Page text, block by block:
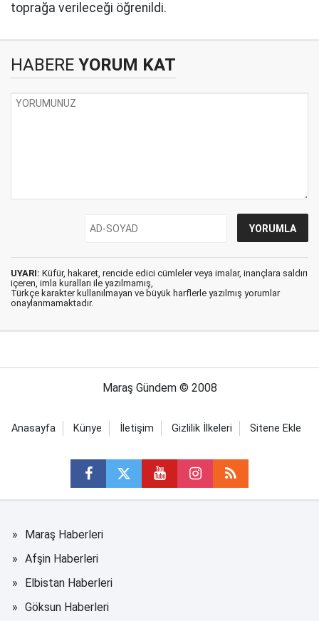
toprağa verileceği öğrenildi.
HABERE YORUM KAT
UYARI: Küfür, hakaret, rencide edici cümleler veya imalar, inançlara saldırı
içeren, imla kuralları ile yazılmamış,
Türkçe karakter kullanılmayan ve büyük harflerle yazılmış yorumlar
onaylanmamaktadır.
Maraş Gündem © 2008
Anasayfa Künye İletişim Gizlilik İlkeleri Sitene Ekle
Maraş Haberleri
Afşin Haberleri
Elbistan Haberleri
Göksun Haberleri